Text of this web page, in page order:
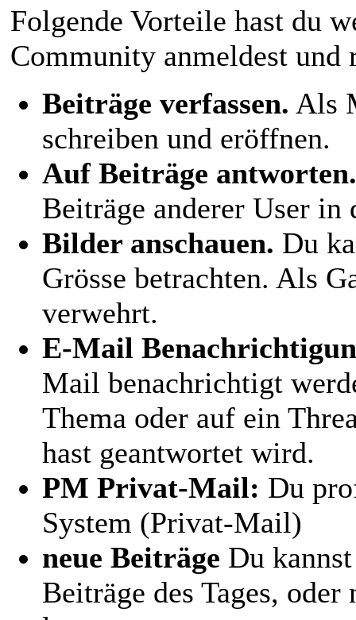
Folgende Vorteile hast du
Community anmeldest und
Beiträge verfassen. Als
schreiben und eröffnen.
Auf Beiträge antworten.
Beiträge anderer User
Bilder anschauen. Du
Grösse betrachten. Als
verwehrt.
E-Mail
Mail benachrichtigt
Thema oder auf ein
hast geantwortet wird.
PM Privat-Mail: Du
System (Privat-Mail)
neue Beiträge Du
Beiträge des Tages,